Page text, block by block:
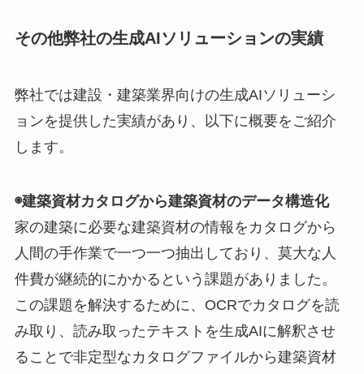
その他弊社の生成AIソリューションの実績
弊社では建設・建築業界向けの生成AIソリューシ
ョンを提供した実績があり、以下に概要をご紹介
します。
◉建築資材カタログから建築資材のデータ構造化
家の建築に必要な建築資材の情報をカタログから
人間の手作業で一つ一つ抽出しており、莫大な人
件費が継続的にかかるという課題がありました。
この課題を解決するために、OCRでカタログを読
み取り、読み取ったテキストを生成AIに解釈させ
ることで非定型なカタログファイルから建築資材